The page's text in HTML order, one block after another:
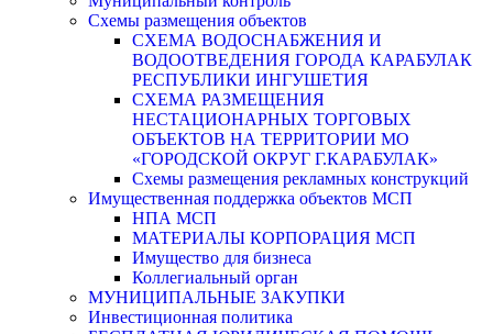
Схемы размещения объектов
СХЕМА ВОДОСНАБЖЕНИЯ И
ВОДООТВЕДЕНИЯ ГОРОДА КАРАБУЛАК
РЕСПУБЛИКИ ИНГУШЕТИЯ
СХЕМА РАЗМЕЩЕНИЯ
НЕСТАЦИОНАРНЫХ ТОРГОВЫХ
ОБЪЕКТОВ НА ТЕРРИТОРИИ МО
«ГОРОДСКОЙ ОКРУГ Г.КАРАБУЛАК»
Схемы размещения рекламных конструкций
Имущественная поддержка объектов МСП
НПА МСП
МАТЕРИАЛЫ КОРПОРАЦИЯ МСП
Имущество для бизнеса
Коллегиальный орган
МУНИЦИПАЛЬНЫЕ ЗАКУПКИ
Инвестиционная политика